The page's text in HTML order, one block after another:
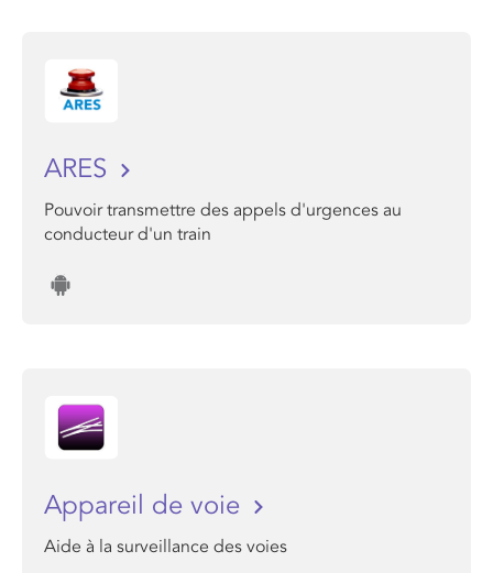
ARES
Pouvoir transmettre des appels d'urgences au
conducteur d'un train
Appareil de voie
Aide à la surveillance des voies